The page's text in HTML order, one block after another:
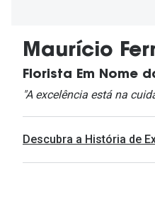
Maurício
Florista Em Nome
"A excelência está na
Descubra a História de